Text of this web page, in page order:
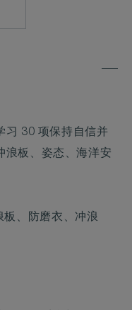
习 30 项保持自信并
浪板、姿态、海洋安
、防磨衣、冲浪